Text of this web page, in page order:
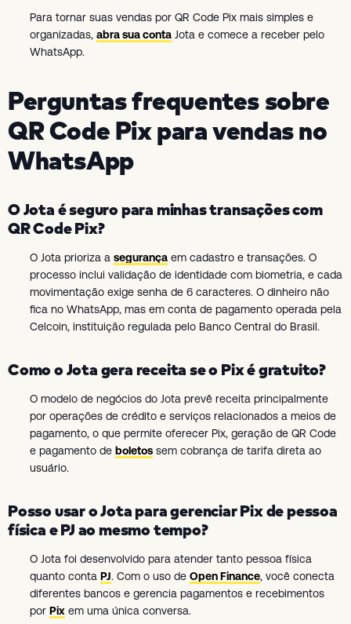
Para tornar suas vendas por QR Code Pix mais simples e
organizadas, abra sua conta Jota e comece a receber pelo
WhatsApp.
Perguntas frequentes sobre
QR Code Pix para vendas no
WhatsApp
O Jota é seguro para minhas transações com
QR Code Pix?
O Jota prioriza a segurança em cadastro e transações. O
processo inclui validação de identidade com biometria, e cada
movimentação exige senha de 6 caracteres. O dinheiro não
fica no WhatsApp, mas em conta de pagamento operada pela
Celcoin, instituição regulada pelo Banco Central do Brasil.
Como o Jota gera receita se o Pix é gratuito?
O modelo de negócios do Jota prevê receita principalmente
por operações de crédito e serviços relacionados a meios de
pagamento, o que permite oferecer Pix, geração de QR Code
e pagamento de boletos sem cobrança de tarifa direta ao
usuário.
Posso usar o Jota para gerenciar Pix de pessoa
física e PJ ao mesmo tempo?
O Jota foi desenvolvido para atender tanto pessoa física
quanto conta PJ. Com o uso de Open Finance, você conecta
diferentes bancos e gerencia pagamentos e recebimentos
por Pix em uma única conversa.